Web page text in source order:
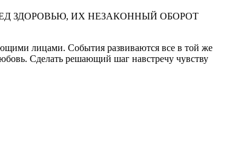
ЗДОРОВЬЮ, ИХ НЕЗАКОННЫЙ ОБОРОТ
лицами. События развиваются все в той же
Сделать решающий шаг навстречу чувству